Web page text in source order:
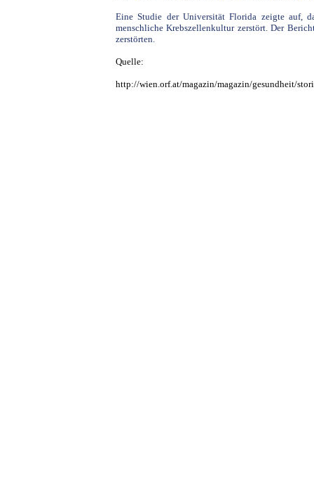
Eine Studie der Universität Florida zeigte auf,
menschliche Krebszellenkultur zerstört. Der
zerstörten.
Quelle:
http://wien.orf.at/magazin/magazin/gesundheit/